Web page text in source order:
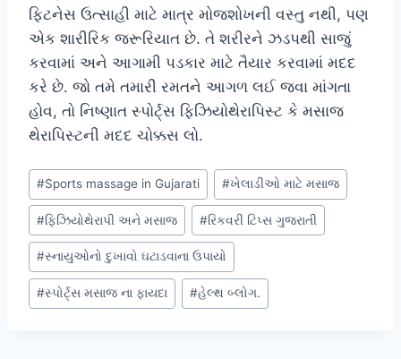
ફિટનેસ ઉત્સાહી માટે માત્ર મોજશોખની વસ્તુ નથી, પણ
એક શારીરિક જરૂરિયાત છે. તે શરીરને ઝડપથી સાજું
કરવામાં અને આગામી પડકાર માટે તૈયાર કરવામાં મદદ
કરે છે. જો તમે તમારી રમતને આગળ લઈ જવા માંગતા
હોવ, તો નિષ્ણાત સ્પોર્ટ્સ ફિઝિયોથેરાપિસ્ટ કે મસાજ
થેરાપિસ્ટની મદદ ચોક્કસ લો.
Post
Tags:
#Sports massage in Gujarati #ખેલાડીઓ માટે મસાજ
#ફિઝિયોથેરાપી અને મસાજ #રિકવરી ટિપ્સ ગુજરાતી
#સ્નાયુઓનો દુખાવો ઘટાડવાના ઉપાયો
#સ્પોર્ટ્સ મસાજ ના ફાયદા #હેલ્થ બ્લોગ.